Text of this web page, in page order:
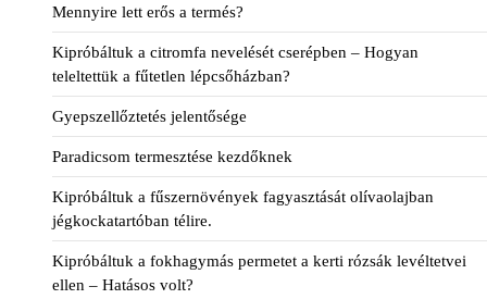
Mennyire lett erős a termés?
Kipróbáltuk a citromfa nevelését cserépben – Hogyan
teleltettük a fűtetlen lépcsőházban?
Gyepszellőztetés jelentősége
Paradicsom termesztése kezdőknek
Kipróbáltuk a fűszernövények fagyasztását olívaolajban
jégkockatartóban télire.
Kipróbáltuk a fokhagymás permetet a kerti rózsák levéltetvei
ellen – Hatásos volt?